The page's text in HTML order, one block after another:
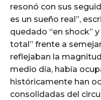
resonó con sus
es un sueño real”,
quedado “en shock”
total” frente a
reflejaban la
medio día, había
históricamente han
consolidadas del